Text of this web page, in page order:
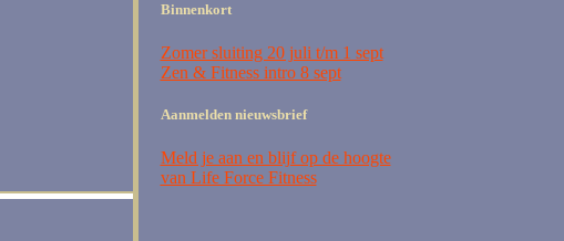
Binnenkort
Zomer sluiting 20 juli t/m 1 sept
Zen & Fitness intro 8 sept
Aanmelden nieuwsbrief
Meld je aan en blijf op de hoogte
van Life Force Fitness